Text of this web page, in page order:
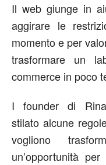
Il web giunge in
aggirare le
momento e per
trasformare un
commerce in poco
I founder di
stilato alcune
vogliono
un’opportunità